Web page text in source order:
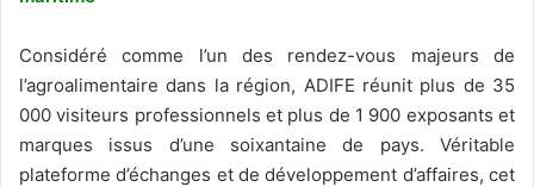
Considéré comme l’un des rendez-vous majeurs de
l’agroalimentaire dans la région, ADIFE réunit plus de 35
000 visiteurs professionnels et plus de 1 900 exposants et
marques issus d’une soixantaine de pays. Véritable
plateforme d’échanges et de développement d’affaires, cet